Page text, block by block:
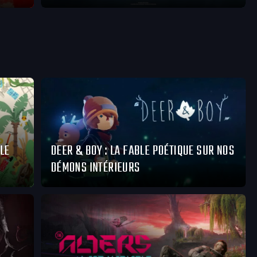
DEER & BOY : LA FABLE POÉTIQUE SUR NOS
DÉMONS INTÉRIEURS